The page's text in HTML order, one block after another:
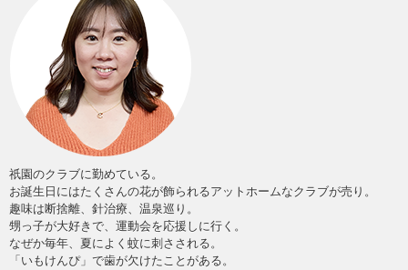
祇園のクラブに勤めている。
お誕生日にはたくさんの花が飾られるアットホームなクラブが売り。
趣味は断捨離、針治療、温泉巡り。
甥っ子が大好きで、運動会を応援しに行く。
なぜか毎年、夏によく蚊に刺さされる。
「いもけんぴ」で歯が欠けたことがある。